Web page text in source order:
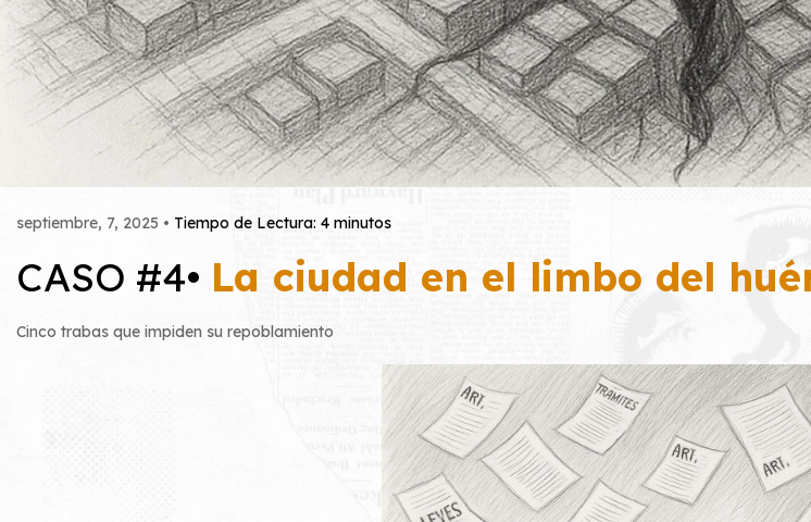
septiembre, 7, 2025 • Tiempo de Lectura: 4 minutos
CASO #4• La ciudad en el limbo del
Cinco trabas que impiden su repoblamiento